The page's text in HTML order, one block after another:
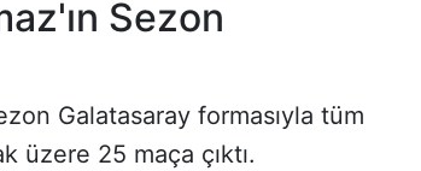
Sezon
Galatasaray formasıyla tüm
üzere 25 maça çıktı.